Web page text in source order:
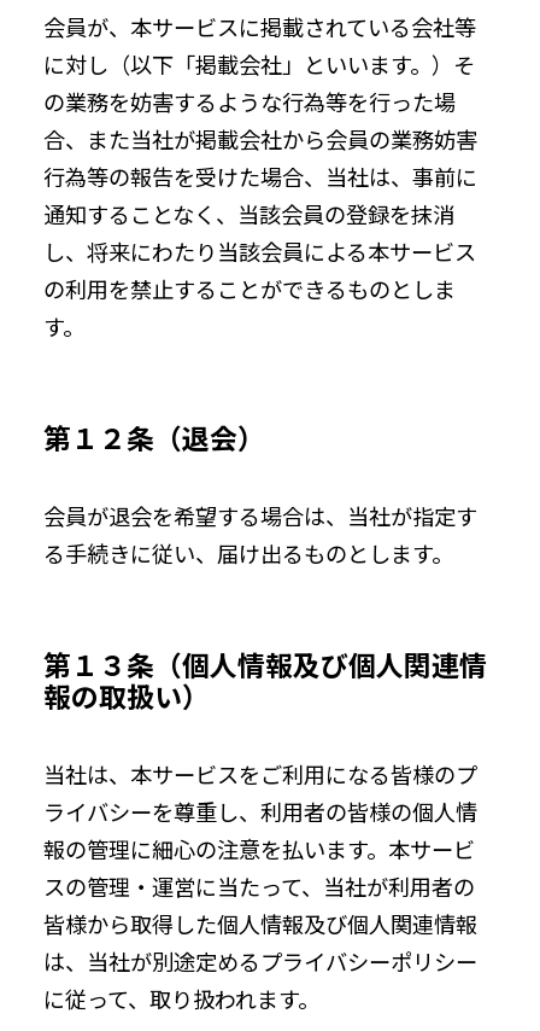
会員が、本サービスに掲載されている会社等
に対し（以下「掲載会社」といいます。）そ
の業務を妨害するような行為等を行った場
合、また当社が掲載会社から会員の業務妨害
行為等の報告を受けた場合、当社は、事前に
通知することなく、当該会員の登録を抹消
し、将来にわたり当該会員による本サービス
の利用を禁止することができるものとしま
す。
第１２条（退会）
会員が退会を希望する場合は、当社が指定す
る手続きに従い、届け出るものとします。
第１３条（個人情報及び個人関連情
報の取扱い）
当社は、本サービスをご利用になる皆様のプ
ライバシーを尊重し、利用者の皆様の個人情
報の管理に細心の注意を払います。本サービ
スの管理・運営に当たって、当社が利用者の
皆様から取得した個人情報及び個人関連情報
は、当社が別途定めるプライバシーポリシー
に従って、取り扱われます。